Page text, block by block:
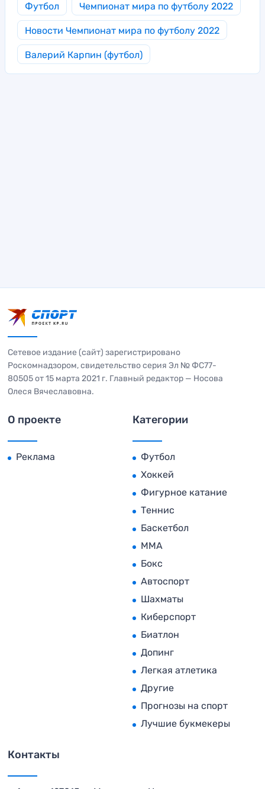
Футбол Чемпионат мира по футболу 2022
Новости Чемпионат мира по футболу 2022
Валерий Карпин (футбол)
Сетевое издание (сайт) зарегистрировано
Роскомнадзором, свидетельство серия Эл № ФС77-
80505 от 15 марта 2021 г. Главный редактор — Носова
Олеся Вячеславовна.
О проекте
Реклама
Категории
Футбол
Хоккей
Фигурное катание
Теннис
Баскетбол
MMA
Бокс
Автоспорт
Шахматы
Киберспорт
Биатлон
Допинг
Легкая атлетика
Другие
Прогнозы на спорт
Лучшие букмекеры
Контакты